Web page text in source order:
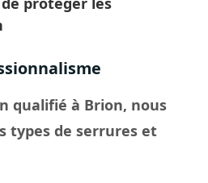
qualifié à Brion, nous
types de serrures et